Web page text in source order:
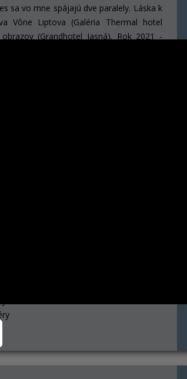
sa vo mne spájajú dve paralely. Láska k
Vône Liptova (Galéria Thermal hotel
(Grandhotel Jasná). Rok 2021 -